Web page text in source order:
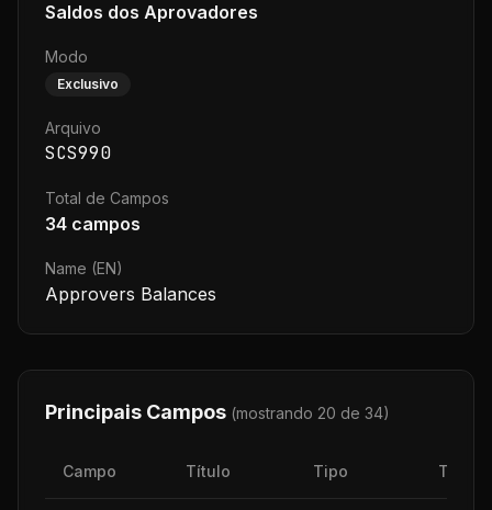
Saldos dos Aprovadores
Modo
Exclusivo
Arquivo
SCS990
Total de Campos
34 campos
Name (EN)
Approvers Balances
Principais Campos (mostrando 20 de 34)
Campo Título Tipo